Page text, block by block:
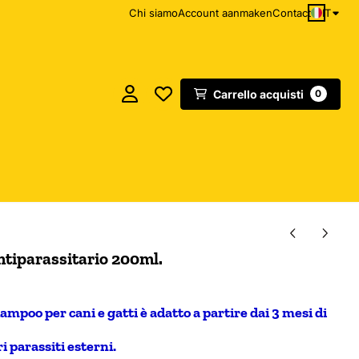
Chi siamoAccount aanmakenContact IT
Carrello acquisti 0
200ml.
per cani e gatti è adatto a partire dai 3 mesi di
parassiti esterni.